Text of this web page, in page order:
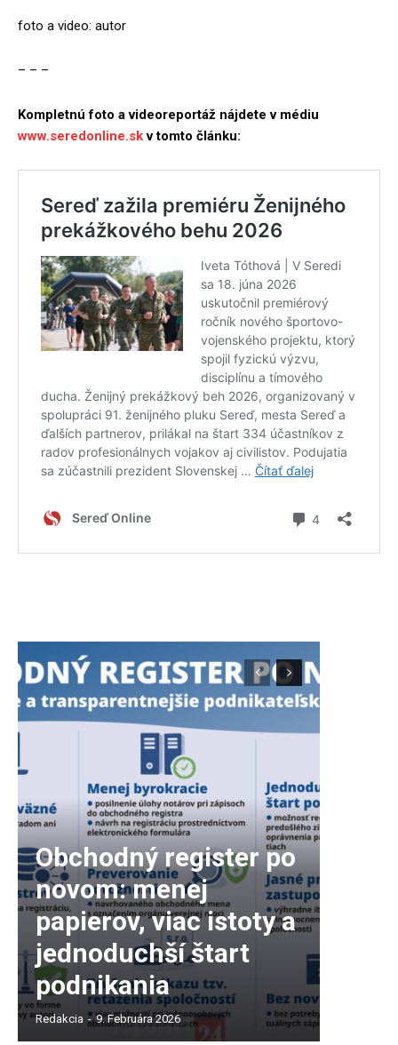
foto a video: autor
– – –
Kompletnú foto a videoreportáž nájdete v médiu
www.seredonline.skv tomto článku:
Obchodný register po
novom: menej
papierov, viac istoty a
jednoduchší štart
podnikania
Redakcia - 9. Februára 2026